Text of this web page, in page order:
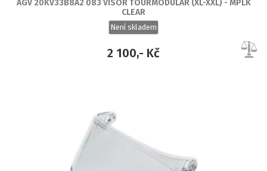
AGV 20KV33B8A2 083 VISOR TOURMODULAR (XL-XXL) - MPLK
CLEAR
Není skladem
2 100,- Kč